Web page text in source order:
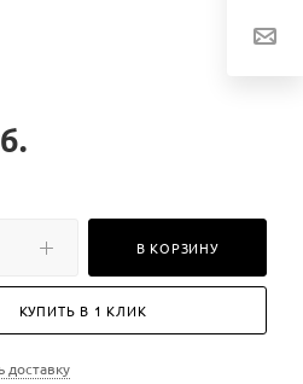
В КОРЗИНУ
КУПИТЬ В 1 КЛИК
доставку